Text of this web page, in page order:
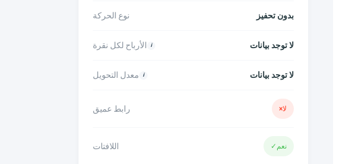
نوع الحركة بدون تحفيز
الأرباح لكل نقرة لا توجد بيانات
معدل التحويل لا توجد بيانات
رابط عميق ×لا
اللافتات ✓ نعم